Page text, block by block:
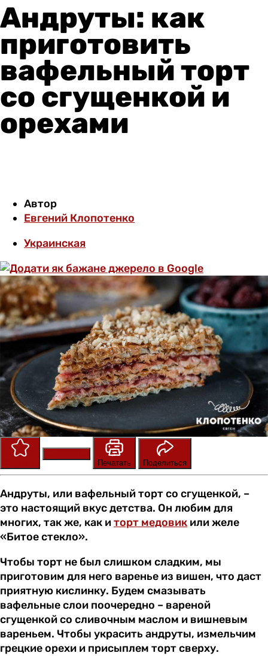
Андруты: как
приготовить
вафельный торт
со сгущенкой и
орехами
Автор
Евгений Клопотенко
Украинская
Печатать
Поделиться
Андруты, или вафельный торт со сгущенкой, –
это настоящий вкус детства. Он любим для
многих, так же, как иторт медовик или желе
«Битое стекло».
Чтобы торт не был слишком сладким, мы
приготовим для него варенье из вишен, что даст
приятную кислинку. Будем смазывать
вафельные слои поочередно – вареной
сгущенкой со сливочным маслом и вишневым
вареньем. Чтобы украсить андруты, измельчим
грецкие орехи и присыплем торт сверху.